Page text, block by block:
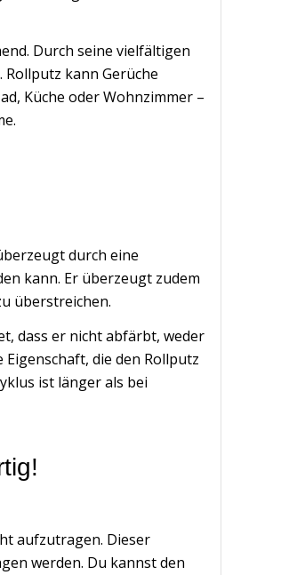
Durch seine vielfältigen
Rollputz kann Gerüche
Küche oder Wohnzimmer –
durch eine
kann. Er überzeugt zudem
überstreichen.
dass er nicht abfärbt, weder
die den Rollputz
ist länger als bei
aufzutragen. Dieser
werden. Du kannst den